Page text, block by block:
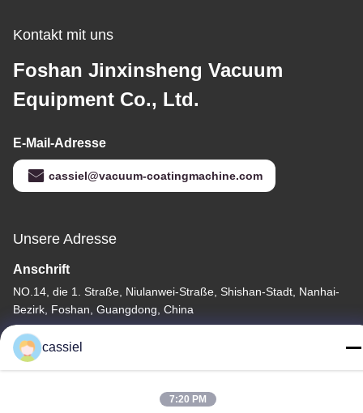
Kontakt mit uns
Foshan Jinxinsheng Vacuum
Equipment Co., Ltd.
E-Mail-Adresse
cassiel@vacuum-coatingmachine.com
Unsere Adresse
Anschrift
NO.14, die 1. Straße, Niulanwei-Straße, Shishan-Stadt, Nanhai-
Bezirk, Foshan, Guangdong, China
Tel.
86-139-2915-0962
cassiel
7:20 PM